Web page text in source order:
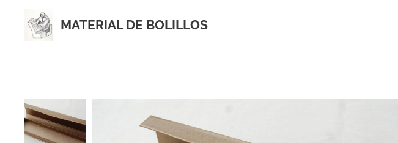
MATERIAL DE BOLILLOS